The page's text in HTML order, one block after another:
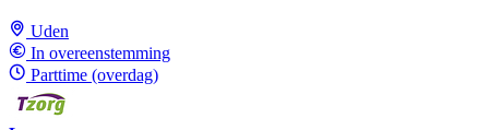
Uden
In overeenstemming
Parttime (overdag)